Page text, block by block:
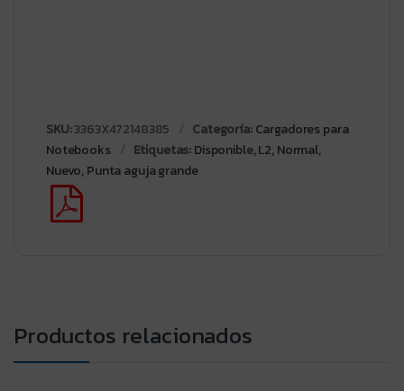
SKU:3363X472148385 Categoría:Cargadores para
Notebooks
Etiquetas:Disponible,L2,Normal,
Nuevo,Punta aguja grande
Productos relacionados